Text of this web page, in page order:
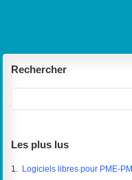
Rechercher
Les plus lus
1. Logiciels libres pour PME-PMI